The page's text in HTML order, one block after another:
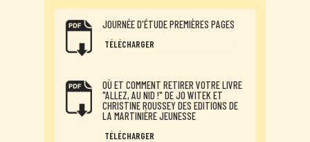
JOURNÉE D'ÉTUDE PREMIÈRES PAGES
TÉLÉCHARGER
OÙ ET COMMENT RETIRER VOTRE LIVRE
"ALLEZ, AU NID !" DE JO WITEK ET
CHRISTINE ROUSSEY DES EDITIONS DE
LA MARTINIÈRE JEUNESSE
TÉLÉCHARGER